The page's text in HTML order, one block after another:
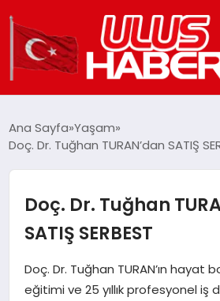
DÜNYA
EKONOMI
SIYASET
TEKNOLOJI
Ana Sayfa Yaşam
Doç. Dr. Tuğhan TURAN’dan SATIŞ
Doç. Dr. Tuğhan
SATIŞ SERBEST
Doç. Dr. Tuğhan TURAN’ın hayat
eğitimi ve 25 yıllık profesyonel iş